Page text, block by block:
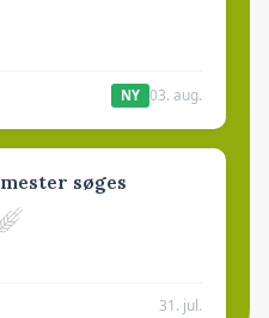
NY 03. aug.
søges
31. jul.